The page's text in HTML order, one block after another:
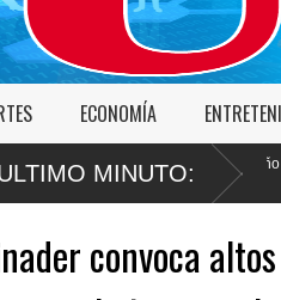
ECONOMÍA
MINUTO:
en nuestro empeño de transformar la
convoca